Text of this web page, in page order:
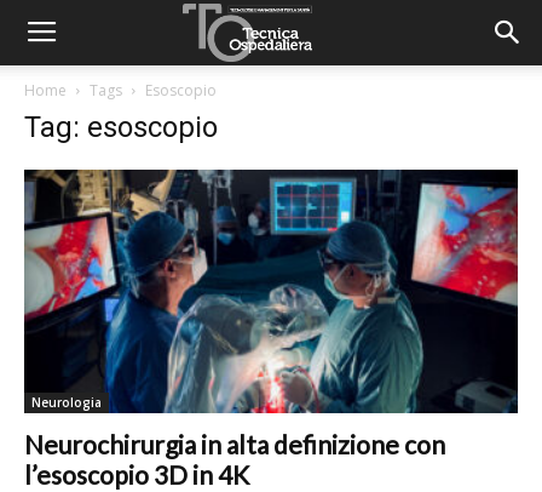
Home Tags Esoscopio
Tag: esoscopio
Neurologia
Neurochirurgia in alta definizione con
l’esoscopio 3D in 4K